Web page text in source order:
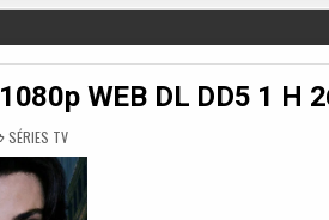
WEB DL DD5 1 H
POSTED
IN
SÉRIES TV